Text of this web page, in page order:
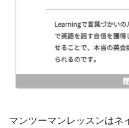
マンツーマンレッスンはネ